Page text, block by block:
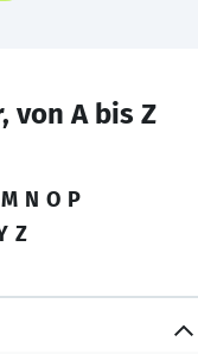
von A bis Z
M N O P
Z